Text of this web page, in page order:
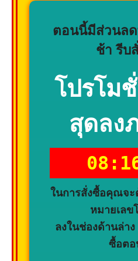
ตอนนี้มีส่วนลด
ช้า รีบ
โปรโม
สุดลง
ในการสั่งซื้อคุณจะ
หมายเลข
ลงในช่องด้านล่า
ซื้อตอ